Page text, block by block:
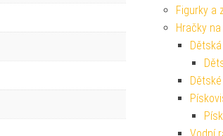
Figurky a
Hračky